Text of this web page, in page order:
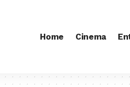
Home Cinema